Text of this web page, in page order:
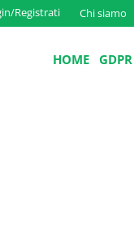
Registrati Chi siamo
HOME